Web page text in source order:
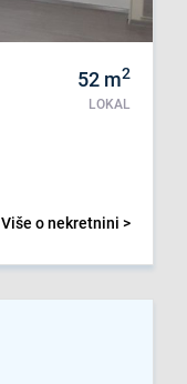
52 m2
LOKAL
Više o nekretnini >